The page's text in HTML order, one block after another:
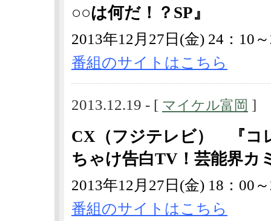
○○は何だ！？SP』
2013年12月27日(金) 24：10
番組のサイトはこちら
2013.12.19 - [ マイケル富岡 ]
CX（フジテレビ） 『コ
ちゃけ告白TV！芸能界カ
2013年12月27日(金) 18：00
番組のサイトはこちら